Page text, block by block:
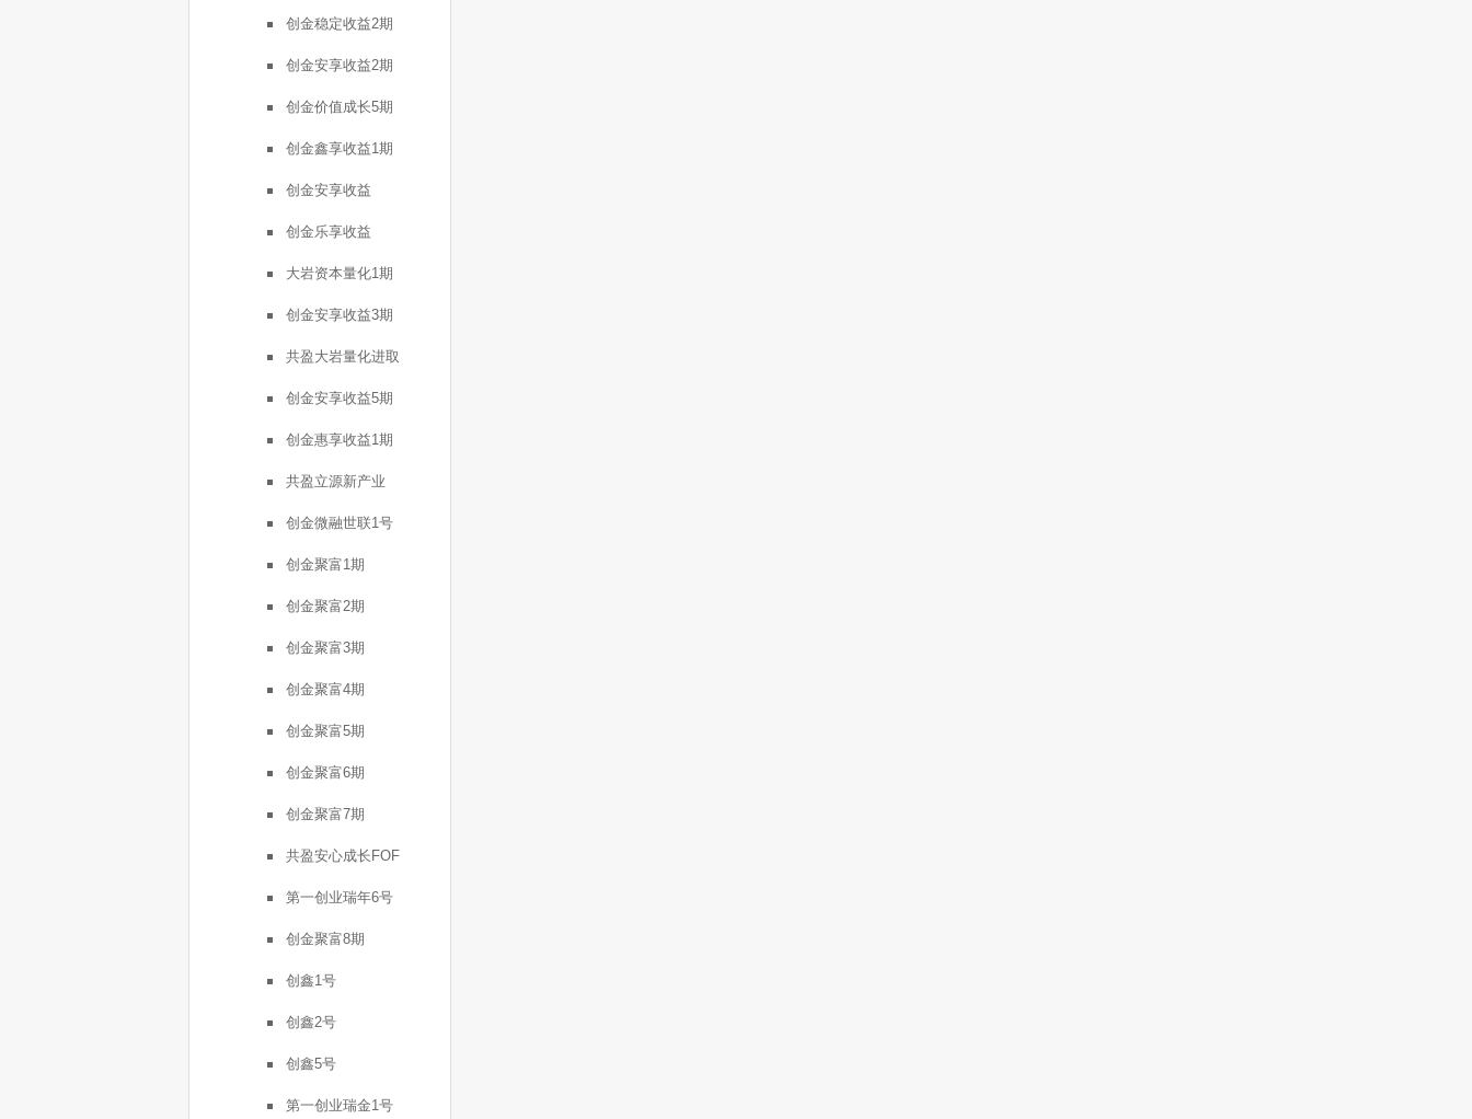
创金稳定收益2期
创金安享收益2期
创金价值成长5期
创金鑫享收益1期
创金安享收益
创金乐享收益
大岩资本量化1期
创金安享收益3期
共盈大岩量化进取
创金安享收益5期
创金惠享收益1期
共盈立源新产业
创金微融世联1号
创金聚富1期
创金聚富2期
创金聚富3期
创金聚富4期
创金聚富5期
创金聚富6期
创金聚富7期
共盈安心成长FOF
第一创业瑞年6号
创金聚富8期
创鑫1号
创鑫2号
创鑫5号
第一创业瑞金1号